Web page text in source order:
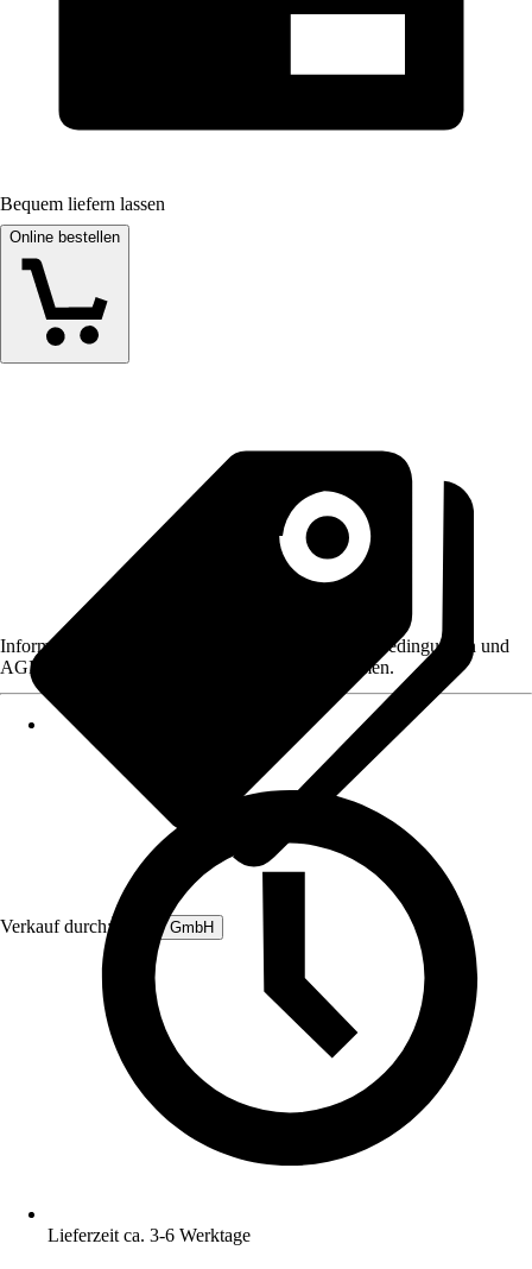
Bequem liefern lassen
Online bestellen
Verkauf durch: Femer GmbH
Informationen des Verkäufers, wie z. B. Rückgabebedingungen und
AGB, finden Sie bei Klick auf den Verkäufernamen.
Lieferzeit ca. 3-6 Werktage